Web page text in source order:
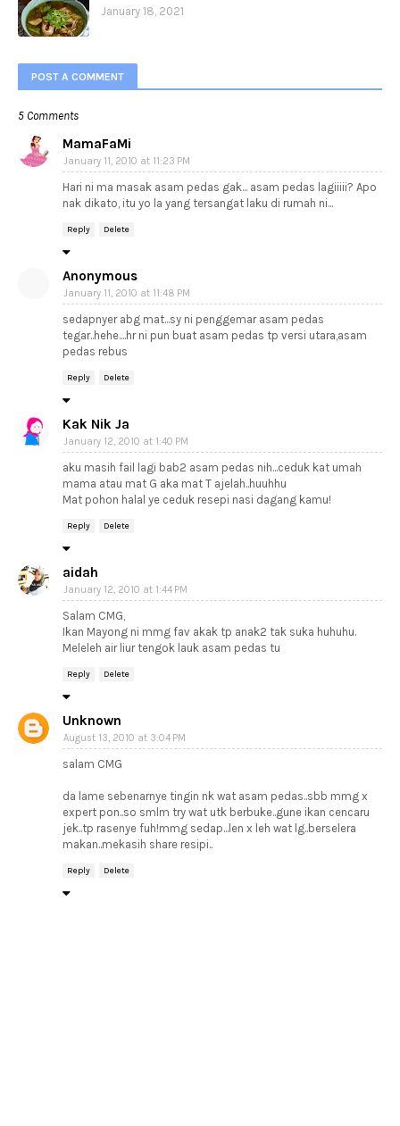
January 18, 2021
POST A COMMENT
5 Comments
MamaFaMi
January 11, 2010 at 11:23 PM
Hari ni ma masak asam pedas gak... asam pedas lagiiiii? Apo
nak dikato, itu yo la yang tersangat laku di rumah ni...
Reply Delete
Anonymous
January 11, 2010 at 11:48 PM
sedapnyer abg mat...sy ni penggemar asam pedas
tegar..hehe....hr ni pun buat asam pedas tp versi utara,asam
pedas rebus
Reply Delete
Kak Nik Ja
January 12, 2010 at 1:40 PM
aku masih fail lagi bab2 asam pedas nih...ceduk kat umah
mama atau mat G aka mat T ajelah..huuhhu
Mat pohon halal ye ceduk resepi nasi dagang kamu!
Reply Delete
aidah
January 12, 2010 at 1:44 PM
Salam CMG,
Ikan Mayong ni mmg fav akak tp anak2 tak suka huhuhu.
Meleleh air liur tengok lauk asam pedas tu
Reply Delete
Unknown
August 13, 2010 at 3:04 PM
salam CMG
da lame sebenarnye tingin nk wat asam pedas..sbb mmg x
expert pon..so smlm try wat utk berbuke..gune ikan cencaru
jek..tp rasenye fuh!mmg sedap...len x leh wat lg..berselera
makan..mekasih share resipi..
Reply Delete